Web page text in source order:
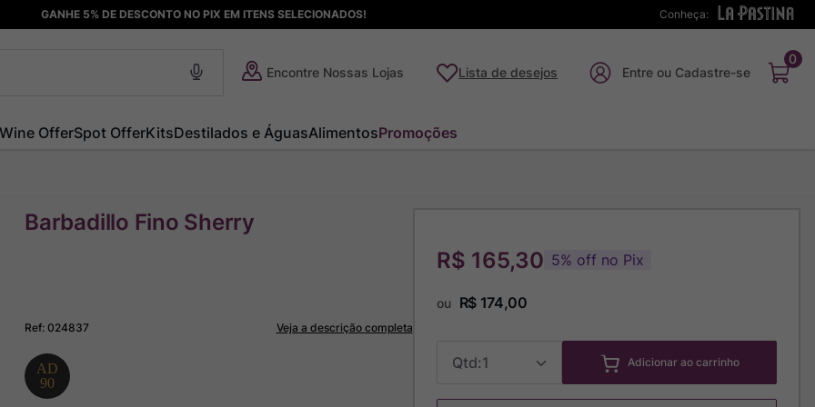
Conheça:
GANHE 5% DE DESCONTO NO PIX EM ITENS SELECIONADOS!
Encontre Nossas Lojas Lista de desejos
0
Wine OfferSpot OfferKitsDestilados e ÁguasAlimentosPromoções
Barbadillo Fino Sherry
Ref:024837 Veja a descrição completa
R$ 165,30 5% off no Pix
ou R$ 174,00
1 Adicionar ao carrinho